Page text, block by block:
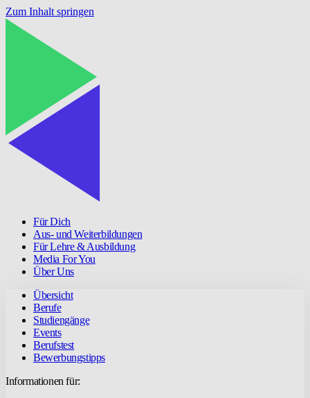
Zum Inhalt springen
Für Dich
Aus- und Weiterbildungen
Für Lehre & Ausbildung
Media For You
Über Uns
Übersicht
Berufe
Studiengänge
Events
Berufstest
Bewerbungstipps
Informationen für: